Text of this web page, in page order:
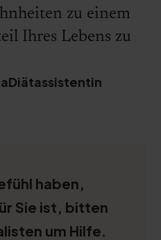
zu einem
Ihres Lebens zu
haben,
Sie ist, bitten
um Hilfe.